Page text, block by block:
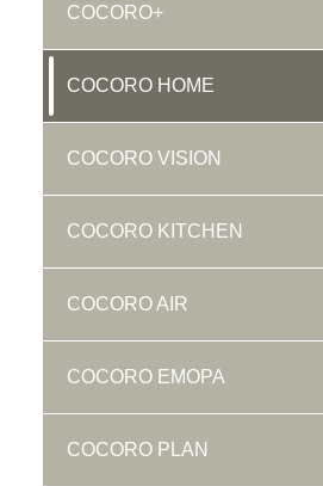
COCORO+
COCORO HOME
COCORO VISION
COCORO KITCHEN
COCORO AIR
COCORO EMOPA
COCORO PLAN